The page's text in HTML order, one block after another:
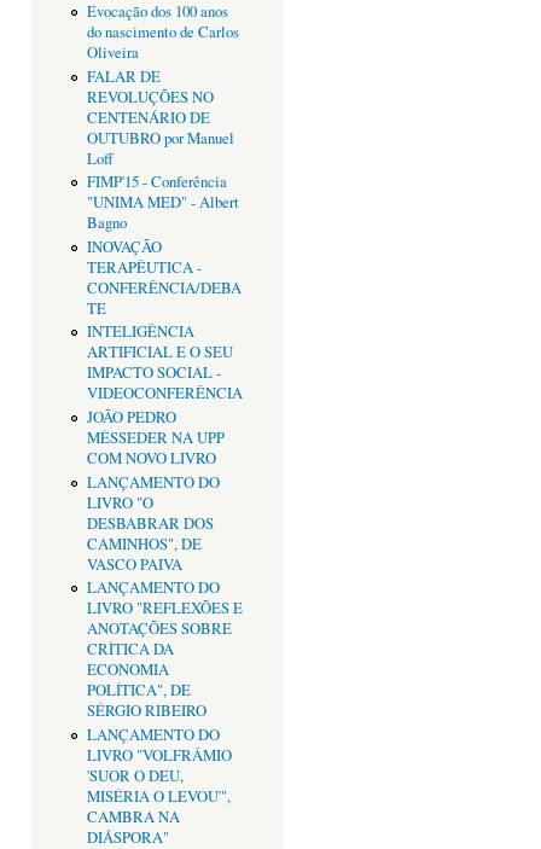
Evocação dos 100 anos
do nascimento de Carlos
Oliveira
FALAR DE
REVOLUÇÕES NO
CENTENÁRIO DE
OUTUBRO por Manuel
Loff
FIMP'15 - Conferência
"UNIMA MED" - Albert
Bagno
INOVAÇÃO
TERAPÊUTICA -
CONFERÊNCIA/DEBA
TE
INTELIGÊNCIA
ARTIFICIAL E O SEU
IMPACTO SOCIAL -
VIDEOCONFERÊNCIA
JOÃO PEDRO
MÉSSEDER NA UPP
COM NOVO LIVRO
LANÇAMENTO DO
LIVRO "O
DESBABRAR DOS
CAMINHOS", DE
VASCO PAIVA
LANÇAMENTO DO
LIVRO "REFLEXÕES E
ANOTAÇÕES SOBRE
CRÌTICA DA
ECONOMIA
POLÍTICA", DE
SÉRGIO RIBEIRO
LANÇAMENTO DO
LIVRO "VOLFRÂMIO
'SUOR O DEU,
MISÉRIA O LEVOU'",
CAMBRA NA
DIÁSPORA"